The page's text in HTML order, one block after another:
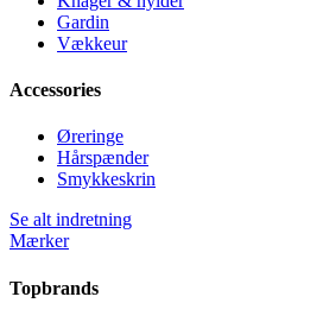
Gardin
Vækkeur
Accessories
Øreringe
Hårspænder
Smykkeskrin
Se alt indretning
Mærker
Topbrands